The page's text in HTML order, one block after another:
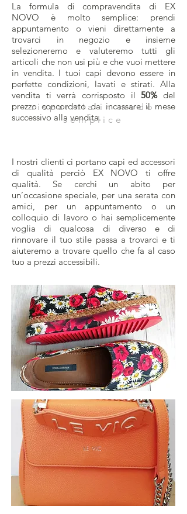
La formula di compravendita di EX
NOVO è molto semplice: prendi
appuntamento o vieni direttamente a
trovarci in negozio e insieme
selezioneremo e valuteremo tutti gli
articoli che non usi più e che vuoi mettere
in vendita. I tuoi capi devono essere in
perfette condizioni, lavati e stirati. Alla
vendita ti verrà corrisposto il50%del
prezzo concordato da incassare il mese
successivo alla vendita.
I nostri clienti ci portano capi ed accessori
di qualità perciò EX NOVO ti offre
qualità. Se cerchi un abito per
un’occasione speciale, per una serata con
amici, per un appuntamento o un
colloquio di lavoro o hai semplicemente
voglia di qualcosa di diverso e di
rinnovare il tuo stile passa a trovarci e ti
aiuteremo a trovare quello che fa al caso
tuo a prezzi accessibili.
risparmia in modo
semplice